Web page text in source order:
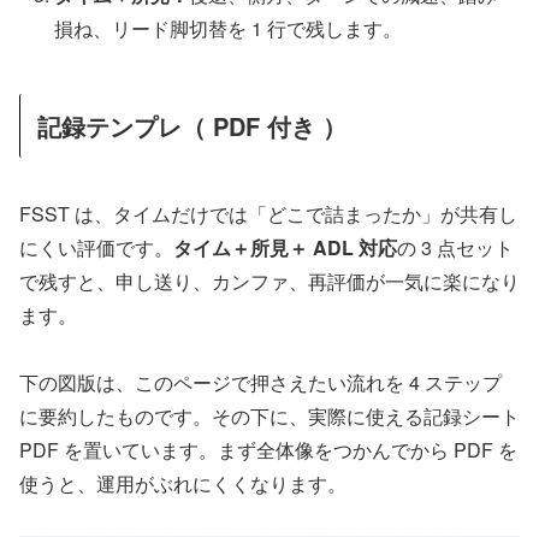
損ね、リード脚切替を 1 行で残します。
記録テンプレ（ PDF 付き ）
FSST は、タイムだけでは「どこで詰まったか」が共有し
にくい評価です。 タイム＋所見＋ ADL 対応の 3 点セット
で残すと、申し送り、カンファ、再評価が一気に楽になり
ます。
下の図版は、このページで押さえたい流れを 4 ステップ
に要約したものです。その下に、実際に使える記録シート
PDF を置いています。まず全体像をつかんでから PDF を
使うと、運用がぶれにくくなります。